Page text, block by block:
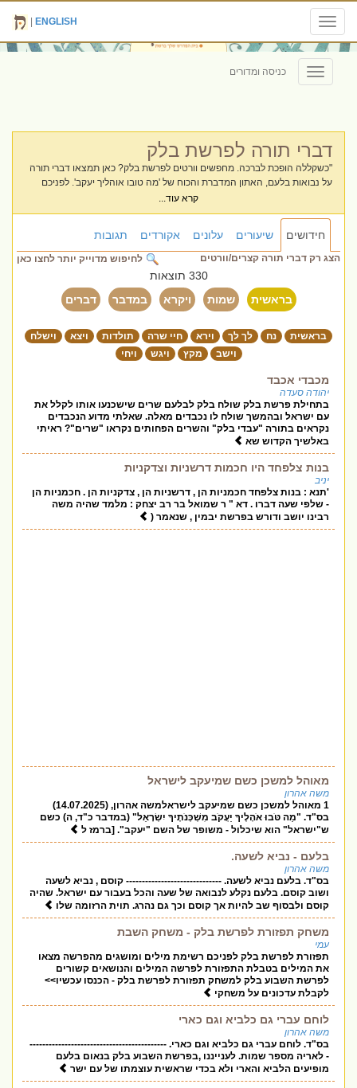
Toggle
navigation
ENGLISH
Toggle
navigation
כניסה ומדורים
דברי תורה לפרשת בלק
"כשקללה הופכת לברכה. מחפשים וורטים לפרשת בלק? כאן תמצאו דברי תורה
על נבואות בלעם, האתון המדברת והכוח של 'מה טובו אוהליך יעקב'. לפניכם
מיטב החידושים והרעיונות על השגחה פרטית והגנה על עם ישראל, מוכנים
לקריאה ושיתוף."
קרא עוד...
חידושים שיעורים עלונים אקורדים תגובות
לחיפוש מדוייק יותר לחצו כאן הצג רק דברי תורה קצרים/וורטים
330 תוצאות
בראשית
שמות ויקרא במדבר דברים
בראשית נח לך לך וירא חיי שרה תולדות ויצא
וישלח
וישב
מקץ ויגש ויחי
מכבדי אכבד
יהודה סעדה
בתחילת פרשת בלק שולח בלק לבלעם שרים שישכנעו אותו לקלל את
עם ישראל ובהמשך שולח לו נכבדים מאלה. שאלתי מדוע הנכבדים
נקראים בתורה "עבדי בלק" והשרים הפחותים נקראו "שרים"? ראיתי
באלשיך הקדוש שא
בנות צלפחד היו חכמות דרשניות וצדקניות
יניב
'תנא : בנות צלפחד חכמניות הן , דרשניות הן , צדקניות הן . חכמניות הן
- שלפי שעה דברו . דא " ר שמואל בר רב יצחק : מלמד שהיה משה
רבינו יושב ודורש בפרשת יבמין , שנאמר (
מאוהל למשכן כשם שמיעקב לישראל
משה אהרון
1 מאוהל למשכן כשם שמיעקב לישראלמשה אהרון, (14.07.2025)
בס"ד. "מַה טֹּבוּ אֹהָלֶיךָ יַעֲקֹב מִשְׁכְּנֹתֶיךָ יִשְׂרָאֵל" (במדבר כ"ד, ה) כשם
ש"ישראל" הוא שיכלול - משופר של השם "יעקב". [ברמז ל
בלעם - נביא לשעה.
משה אהרון
בס"ד. בלעם נביא לשעה. ------------------------------ קוסם , נביא לשעה
ושוב קוסם. בלעם נקלע לנבואה של שעה והכל בעבור עם ישראל. שהיה
קוסם ולבסוף שב להיות אך קוסם וכך גם נהרג. תוית הרזומה שלו
משחק תפזורת לפרשת בלק - משחק השבת
עמי
תפזורת לפרשת בלק לפניכם רשימת מילים ומושגים מהפרשה מצאו
את המילים בטבלת התפזורת לפרשה המילים והנושאים קשורים
לפרשת השבוע בלק למשחק תפזורת לפרשת בלק - הכנסו עכשיו>>
לקבלת עדכונים על משחקי
לוחם עברי גם כלביא וגם כארי
משה אהרון
בס"ד. לוחם עברי גם כלביא וגם כארי. -------------------------------------------
- לאריה מספר שמות. לענייננו ,בפרשת השבוע בלק בנאום בלעם
מופיעים הלביא והארי ולא בכדי שראשית עוצמתו של עם ישר